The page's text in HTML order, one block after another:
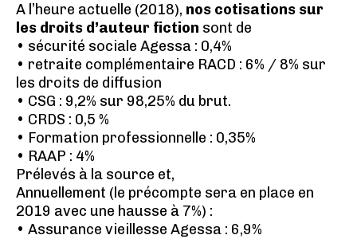
A l’heure actuelle (2018), nos cotisations sur
les droits d’auteur fiction sont de
• sécurité sociale Agessa : 0,4%
• retraite complémentaire RACD : 6% / 8% sur
les droits de diffusion
• CSG : 9,2% sur 98,25% du brut.
• CRDS : 0,5 %
• Formation professionnelle : 0,35%
• RAAP : 4%
Prélevés à la source et,
Annuellement (le précompte sera en place en
2019 avec une hausse à 7%) :
• Assurance vieillesse Agessa : 6,9%